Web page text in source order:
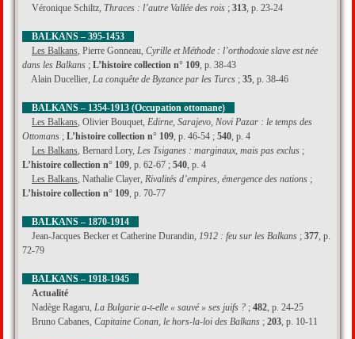
Véronique Schiltz, Thraces : l’autre Vallée des rois ; 313 , p. 23-24
BALKANS – 395-1453
Les Balkans , Pierre Gonneau, Cyrille et Méthode : l’orthodoxie slave est née
dans les Balkans ; L’histoire collection n° 109 , p. 38-43
Alain Ducellier, La conquête de Byzance par les Turcs ; 35 , p. 38-46
BALKANS – 1354-1913 (Occupation ottomane)
Les Balkans , Olivier Bouquet, Edirne, Sarajevo, Novi Pazar : le temps des
Ottomans ; L’histoire collection n° 109 , p. 46-54 ; 540 , p. 4
Les Balkans , Bernard Lory, Les Tsiganes : marginaux, mais pas exclus ;
L’histoire collection n° 109 , p. 62-67 ; 540 , p. 4
Les Balkans , Nathalie Clayer, Rivalités d’empires, émergence des nations ;
L’histoire collection n° 109 , p. 70-77
BALKANS – 1870-1914
Jean-Jacques Becker et Catherine Durandin, 1912 : feu sur les Balkans ; 377 , p.
72-79
BALKANS – 1918-1945
Actualité
Nadège Ragaru, La Bulgarie a-t-elle « sauvé » ses juifs ? ; 482 , p. 24-25
Bruno Cabanes, Capitaine Conan, le hors-la-loi des Balkans ; 203 , p. 10-11